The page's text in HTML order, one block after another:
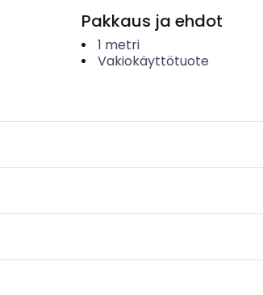
Pakkaus ja ehdot
1 metri
Vakiokäyttötuote